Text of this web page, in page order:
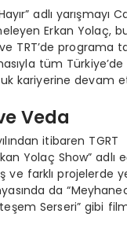
adlı yarışmayı
Erkan Yolaç,
TRT’de programa
tüm
kariyerine devam
Veda
itibaren TGRT
Yolaç Show” adlı
ve farklı projelerde
da
Serseri” gibi